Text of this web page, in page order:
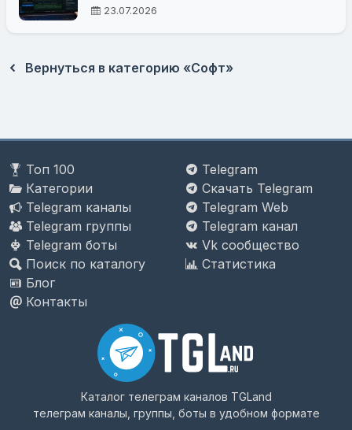
проверку правок
23.07.2026
Вернуться в категорию «Софт»
Топ 100
Категории
Telegram каналы
Telegram группы
Telegram боты
Поиск по каталогу
Блог
Контакты
Telegram
Скачать Telegram
Telegram Web
Telegram канал
Vk сообщество
Статистика
Каталог телеграм каналов TGLand
телеграм каналы, группы, боты в удобном формате